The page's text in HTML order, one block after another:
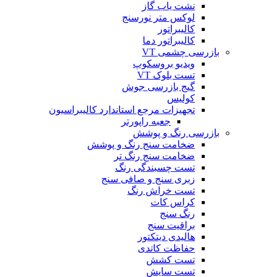
نشت یاب گاز
لوکس متر نورسنج
کالیبراتور
کالیبراتور دما
بازرسی چشمی VT
ویدیو بروسکوپ
تست بلوک VT
گیج بازرسی جوش
کولیس
تجهیزات مرجع استاندارد کالیبراسیون
جعبه راپورتر
بازرسی رنگ و پوشش
ضخامت سنج رنگ و پوشش
ضخامت سنج رنگ تر
تست چسبندگی رنگ
زبری سنج و صافی سنج
تست خراش رنگ
کراس کات
رنگ سنج
براقیت سنج
هالیدی دیتکتور
حفاظت کاتدی
تست کشش
تست سایش